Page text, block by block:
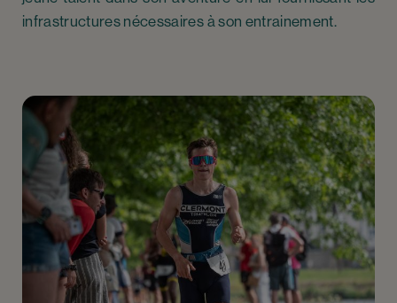
infrastructures nécessaires à son entrainement.